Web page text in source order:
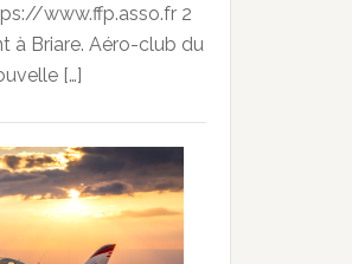
www.ffp.asso.fr 2
à Briare. Aéro-club du
[…]